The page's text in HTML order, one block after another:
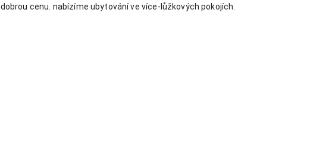
dobrou cenu. nabízíme ubytování ve více-lůžkových pokojích.